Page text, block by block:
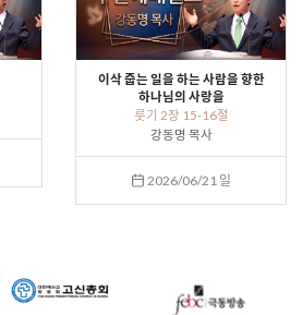
이삭 줍는 일을 하는 사람을 향한
하나님의 사랑을
룻기 2장 15-16절
강동명 목사
2026/06/21 일